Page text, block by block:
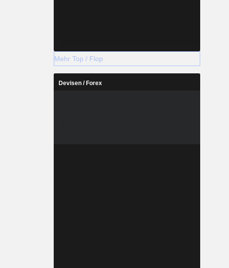
Mehr Top / Flop
Devisen / Forex